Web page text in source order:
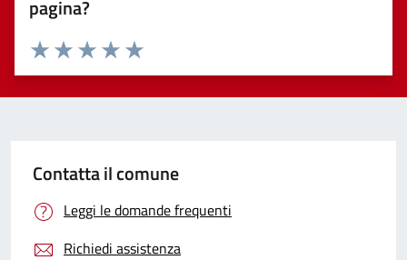
pagina?
Valuta 5 stelle su 5
Valuta 4 stelle su 5
Valuta 3 stelle su 5
Valuta 2 stelle su 5
Valuta 1 stelle su 5
Contatta il comune
Leggi le domande frequenti
Richiedi assistenza